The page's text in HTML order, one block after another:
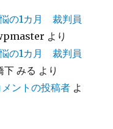
の1カ月 裁判員
より
の1カ月 裁判員
下 みる より
ントの投稿者 よ